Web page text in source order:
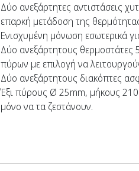
Δύο ανεξάρτητες αντιστάσεις
επαρκή μετάδοση της
Ενισχυμένη μόνωση εσωτερικά
Δύο ανεξάρτητους θερμοστάτες
πύρων με επιλογή να
Δύο ανεξάρτητους διακόπτες
Έξι πύρους Ø 25mm, μήκους
μόνο να τα ζεστάνουν.